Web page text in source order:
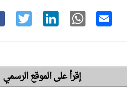
إقرأ على الموقع الرسمي